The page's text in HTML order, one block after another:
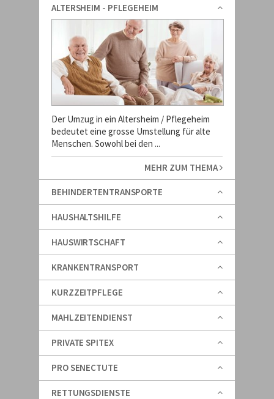
ALTERSHEIM - PFLEGEHEIM
Der Umzug in ein Altersheim / Pflegeheim
bedeutet eine grosse Umstellung für alte
Menschen. Sowohl bei den ...
MEHR ZUM THEMA
BEHINDERTENTRANSPORTE
HAUSHALTSHILFE
HAUSWIRTSCHAFT
KRANKENTRANSPORT
KURZZEITPFLEGE
MAHLZEITENDIENST
PRIVATE SPITEX
PRO SENECTUTE
RETTUNGSDIENSTE